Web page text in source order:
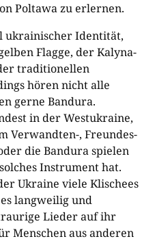
Poltawa zu erlernen.
ukrainischer Identität,
Flagge, der Kalyna-
traditionellen
hören nicht alle
gerne Bandura.
in der Westukraine,
Verwandten-, Freundes-
die Bandura spielen
Instrument hat.
Ukraine viele Klischees
langweilig und
Lieder auf ihr
Menschen aus anderen